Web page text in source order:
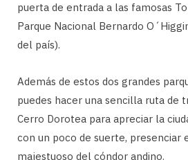
puerta de entrada a las famosas
Parque Nacional Bernardo
del país).
Además de estos dos grandes
puedes hacer una sencilla ruta de
Cerro Dorotea para apreciar la
con un poco de suerte, presenciar
majestuoso del cóndor andino.